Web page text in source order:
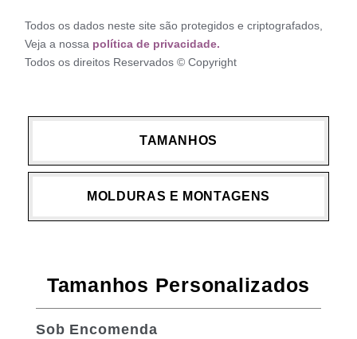
Todos os dados neste site são protegidos e criptografados,
Veja a nossa política de privacidade.
Todos os direitos Reservados © Copyright
TAMANHOS
MOLDURAS E MONTAGENS
Tamanhos Personalizados
Sob Encomenda